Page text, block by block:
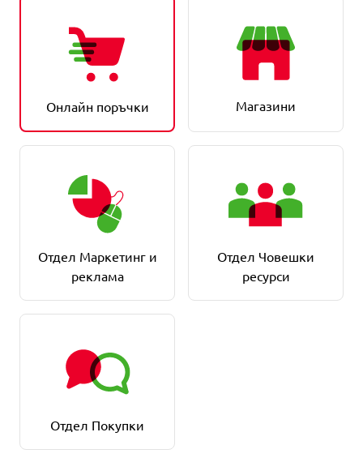
Онлайн поръчки Магазини
Отдел Маркетинг и
реклама
Отдел Човешки
ресурси
Отдел Покупки